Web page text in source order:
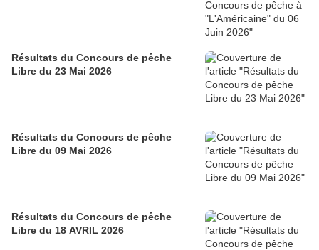
Résultats du Concours de pêche
Libre du 23 Mai 2026
Résultats du Concours de pêche
Libre du 09 Mai 2026
Résultats du Concours de pêche
Libre du 18 AVRIL 2026